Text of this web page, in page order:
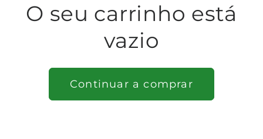
O seu carrinho está
vazio
Continuar a comprar